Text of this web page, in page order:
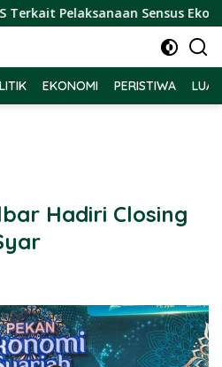
Pelaksanaan Sensus Ekonomi
EKONOMI PERISTIWA
Hadiri Closing